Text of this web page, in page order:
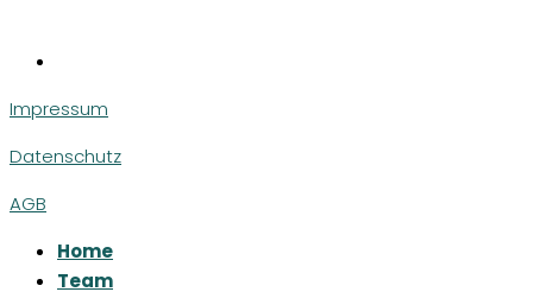
Impressum
Datenschutz
AGB
Home
Team